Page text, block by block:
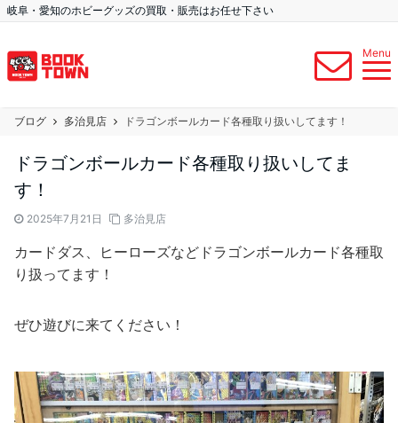
岐阜・愛知のホビーグッズの買取・販売はお任せ下さい
Menu
ブログ 多治見店 ドラゴンボールカード各種取り扱いしてます！
ドラゴンボールカード各種取り扱いしてま
す！
2025年7月21日 多治見店
カードダス、ヒーローズなどドラゴンボールカード各種取
り扱ってます！
ぜひ遊びに来てください！